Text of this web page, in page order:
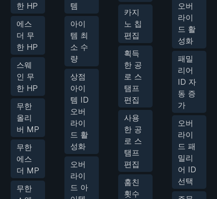
한 HP
에스
더 무
한 HP
스웨
인 무
한 HP
무한
올리
버 MP
무한
에스
더 MP
무한
템
아이
템 최
소 수
량
상점
아이
템 ID
오버
라이
드 활
성화
오버
라이
드 아
카지
노 칩
편집
획득
한 공
로 스
탬프
편집
사용
한 공
로 스
탬프
편집
훔친
횟수
오버
라이
드 활
성화
패밀
리어
ID 자
동 증
가
오버
라이
드 패
밀리
어 ID
선택